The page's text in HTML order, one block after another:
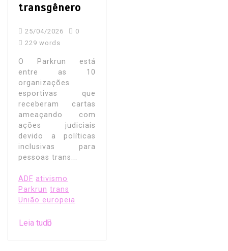
transgênero
25/04/2026
0
229 words
O Parkrun está
entre as 10
organizações
esportivas que
receberam cartas
ameaçando com
ações judiciais
devido a políticas
inclusivas para
pessoas trans...
ADF ativismo
Parkrun trans
União europeia
Leia tudo